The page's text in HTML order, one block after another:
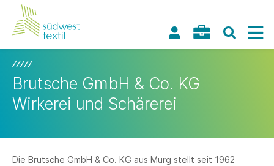
Brutsche GmbH & Co. KG
Wirkerei und Schärerei
Die Brutsche GmbH & Co. KG aus Murg stellt seit 1962